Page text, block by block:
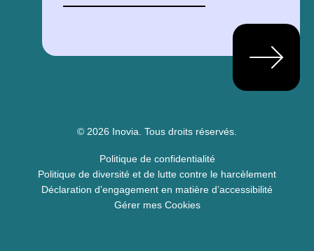
© 2026 Inovia. Tous droits réservés.
Politique de confidentialité
Politique de diversité et de lutte contre le harcèlement
Déclaration d’engagement en matière d’accessibilité
Gérer mes Cookies